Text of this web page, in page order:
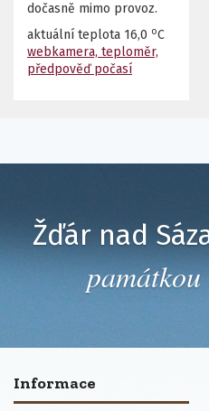
dočasně mimo provoz.
aktuální teplota 16,0 oC
webkamera, teploměr,
předpověď počasí
Žďár nad
Informace